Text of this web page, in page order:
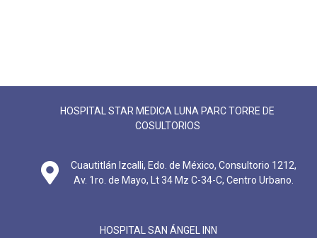
HOSPITAL STAR MEDICA LUNA PARC TORRE DE
COSULTORIOS
Cuautitlán Izcalli, Edo. de México, Consultorio 1212,
Av. 1ro. de Mayo, Lt 34 Mz C-34-C, Centro Urbano.
HOSPITAL SAN ÁNGEL INN